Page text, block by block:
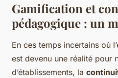
Gamification et
pédagogique : un
En ces temps incertains où
est devenu une réalité pour
d’établissements, la